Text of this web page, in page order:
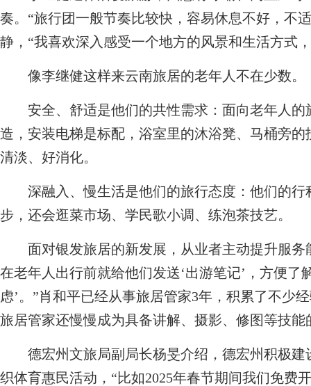
奏。“旅行团一般节奏比较快，容易休息不好，不
静，“我喜欢深入感受一个地方的风景和生活方式
像李继健这样来云南旅居的老年人不在少数。
安全、舒适是他们的共性需求：面向老年人的
造，安装电梯是标配，浴室里的沐浴凳、马桶旁
清淡、好消化。
深融入、慢生活是他们的旅行态度：他们的行
步，还会逛菜市场、学民歌小调、练泡茶技艺。
面对银发旅居的新发展，从业者主动提升服务
在老年人出行前就给他们发送‘出游笔记’，方便了
虑’。”肖和平已经从事旅居管家3年，积累了不少
旅居管家还慢慢成为具备讲解、摄影、修图等技能
德宏州文旅局副局长杨旻介绍，德宏州积极建
织体育惠民活动，“比如2025年春节期间我们免费